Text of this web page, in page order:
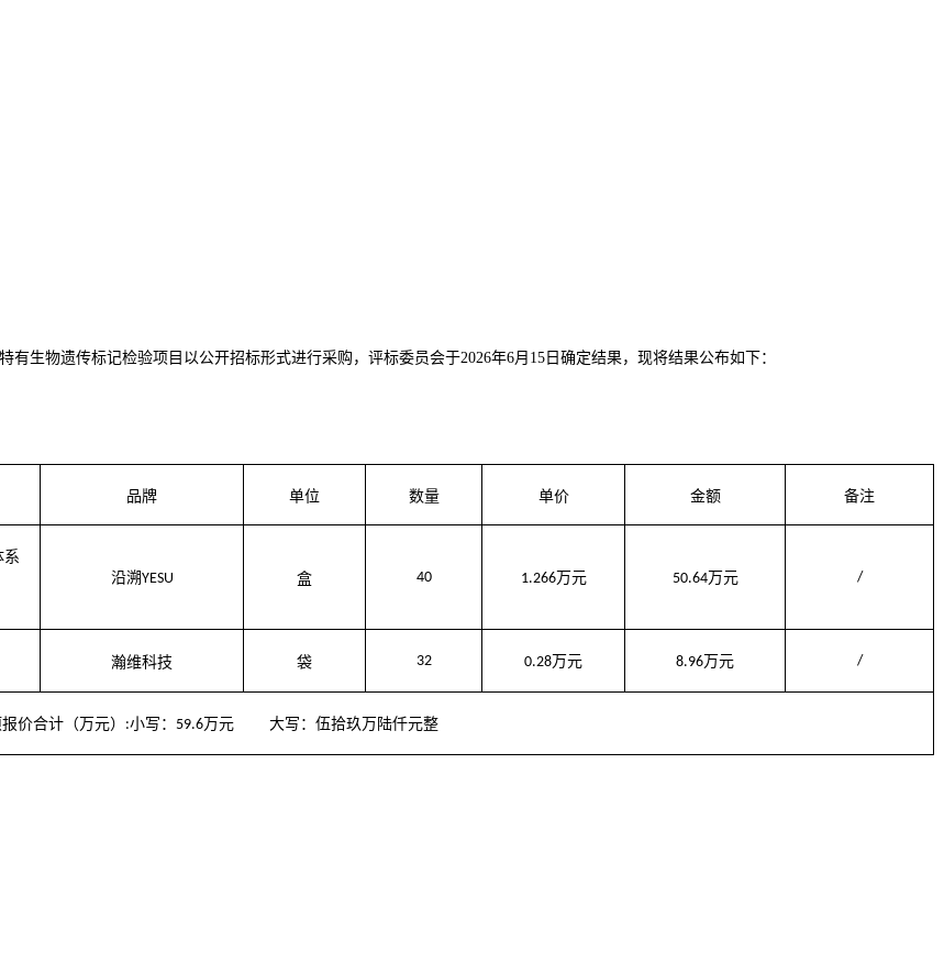
有生物遗传标记检验项目 以公开招标形式进行采购， 评标委员会于2026年6月 15 日确定结果，现将结果公布如下：
品牌 单位 数量 单价 金额 备注
系
沿溯YESU 盒 40 1.266万元 50.64万元 /
瀚维科技 袋 32 0.28万元 8.96万元 /
价合计（万元） :小写： 59.6万元 大写：伍拾玖万陆仟元整